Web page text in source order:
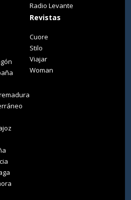
Radio Levante
Revistas
Cuore
Stilo
Viajar
Woman